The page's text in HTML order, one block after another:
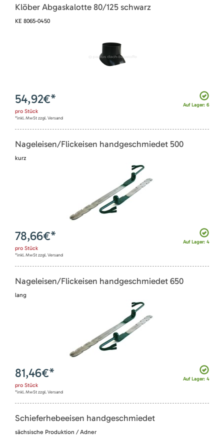
Klöber Abgaskalotte 80/125 schwarz
KE 8065-0450
Auf Lager: 6
54,92€*
pro Stück
*inkl. MwSt zzgl. Versand
Nageleisen/Flickeisen handgeschmiedet 500
kurz
Auf Lager: 4
78,66€*
pro Stück
*inkl. MwSt zzgl. Versand
Nageleisen/Flickeisen handgeschmiedet 650
lang
Auf Lager: 4
81,46€*
pro Stück
*inkl. MwSt zzgl. Versand
Schieferhebeeisen handgeschmiedet
sächsische Produktion / Adner